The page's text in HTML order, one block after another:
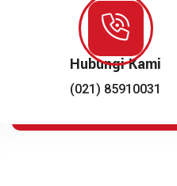
Hubungi Kami
(021) 85910031